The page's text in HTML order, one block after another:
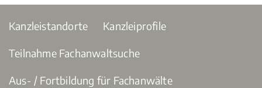
Kanzleistandorte Kanzleiprofile
Teilnahme Fachanwaltsuche
Aus- / Fortbildung für Fachanwälte